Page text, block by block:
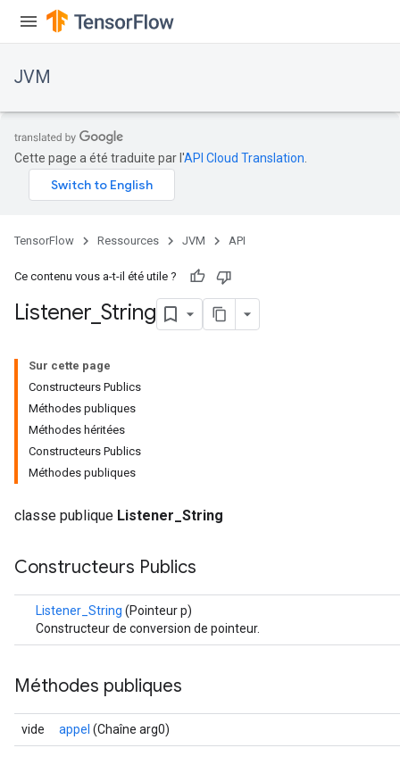
JVM
Cette page a été traduite par l'API Cloud Translation
TensorFlow Ressources JVM API
Ce contenu vous a-t-il été utile ?
Listener String
Sur cette page
Constructeurs Publics
Méthodes publiques
Méthodes héritées
Constructeurs Publics
Méthodes publiques
classe publique Listener_String
Constructeurs Publics
Listener_String (Pointeur p)
Constructeur de conversion de pointeur.
Méthodes publiques
vide appel (Chaîne arg0)